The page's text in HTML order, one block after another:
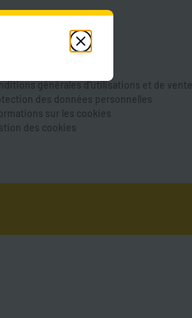
générales d'utilisations et de vente
des données personnelles
sur les cookies
des cookies